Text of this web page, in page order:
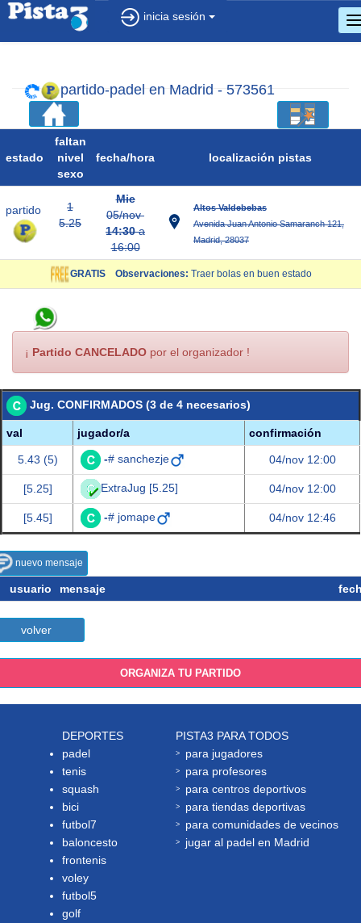
inicia sesión
partido-padel en Madrid - 573561
estado
faltan
nivel
sexo
fecha/hora localización pistas
partido
1
5.25
Mie
05/nov
14:30a
16:00
Altos Valdebebas
Avenida Juan Antonio Samaranch 121,
Madrid, 28037
GRATIS Observaciones: Traer bolas en buen estado
¡ Partido CANCELADO por el organizador !
Jug. CONFIRMADOS (3 de 4 necesarios)
val jugador/a confirmación
5.43 (5) -# sanchezje 04/nov 12:00
[5.25] ExtraJug [5.25] 04/nov 12:00
[5.45] -# jomape 04/nov 12:46
nuevo mensaje
usuario mensaje
volver
ORGANIZA TU PARTIDO
DEPORTES
padel
tenis
squash
bici
futbol7
baloncesto
frontenis
voley
futbol5
golf
PISTA3 PARA TODOS
para jugadores
para profesores
para centros deportivos
para tiendas deportivas
para comunidades de vecinos
jugar al padel en Madrid